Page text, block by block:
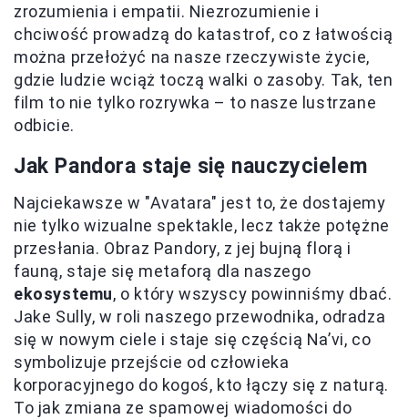
zrozumienia i empatii. Niezrozumienie i
chciwość prowadzą do katastrof, co z łatwością
można przełożyć na nasze rzeczywiste życie,
gdzie ludzie wciąż toczą walki o zasoby. Tak, ten
film to nie tylko rozrywka – to nasze lustrzane
odbicie.
Jak Pandora staje się nauczycielem
Najciekawsze w "Avatara" jest to, że dostajemy
nie tylko wizualne spektakle, lecz także potężne
przesłania. Obraz Pandory, z jej bujną florą i
fauną, staje się metaforą dla naszego
ekosystemu, o który wszyscy powinniśmy dbać.
Jake Sully, w roli naszego przewodnika, odradza
się w nowym ciele i staje się częścią Na’vi, co
symbolizuje przejście od człowieka
korporacyjnego do kogoś, kto łączy się z naturą.
To jak zmiana ze spamowej wiadomości do